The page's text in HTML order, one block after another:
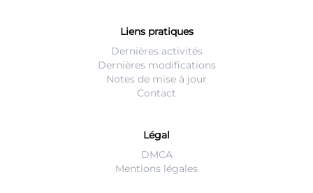
Liens pratiques
Dernières activités
Dernières modifications
Notes de mise à jour
Contact
Légal
DMCA
Mentions légales